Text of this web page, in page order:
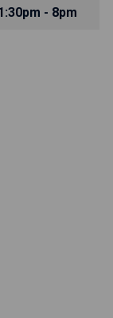
- 8pm